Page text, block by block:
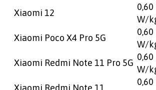
Xiaomi 12
0,60
W/
Xiaomi Poco X4 Pro 5G
0,60
W/
Xiaomi Redmi Note 11 Pro 5G
0,60
W/
Xiaomi Redmi Note 11
0,60